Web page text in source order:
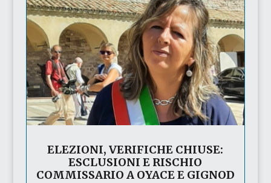
ELEZIONI, VERIFICHE CHIUSE:
ESCLUSIONI E RISCHIO
COMMISSARIO A OYACE E GIGNOD